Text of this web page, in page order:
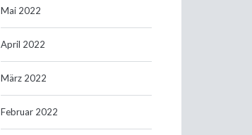
Mai 2022
April 2022
März 2022
Februar 2022